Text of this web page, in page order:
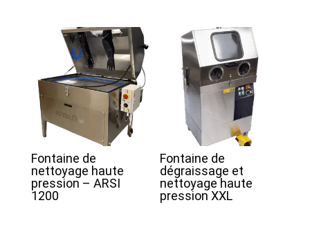
Fontaine de
nettoyage haute
pression – ARSI
1200
Fontaine de
dégraissage et
nettoyage haute
pression XXL